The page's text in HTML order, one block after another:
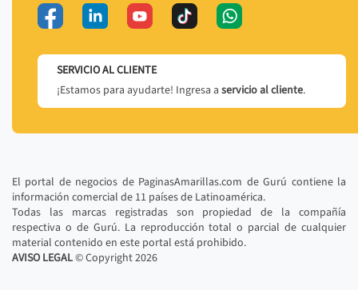
SERVICIO AL CLIENTE
¡Estamos para ayudarte! Ingresa a servicio al cliente.
El portal de negocios de PaginasAmarillas.com de Gurú contiene la
información comercial de 11 países de Latinoamérica.
Todas las marcas registradas son propiedad de la compañía
respectiva o de Gurú. La reproducción total o parcial de cualquier
material contenido en este portal está prohibido.
AVISO LEGAL© Copyright2026